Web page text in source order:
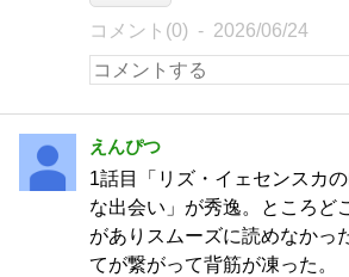
コメント(0) 2026/06/24
えんぴつ
1話目「リズ・イェセンスカ
な出会い」が秀逸。ところど
がありスムーズに読めなかっ
てが繋がって背筋が凍った。